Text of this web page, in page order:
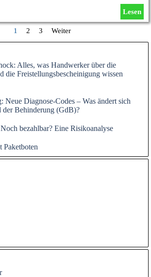
Lesen
Aktuelle Seite:
1 Gehen Sie zu Seite:
2 Gehen Sie zu Seite:
3
Weiter
Posts
Alles, was Handwerker über die
die Freistellungsbescheinigung wissen
Diagnose-Codes – Was ändert sich
Behinderung (GdB)?
bezahlbar? Eine Risikoanalyse
Paketboten
Posts